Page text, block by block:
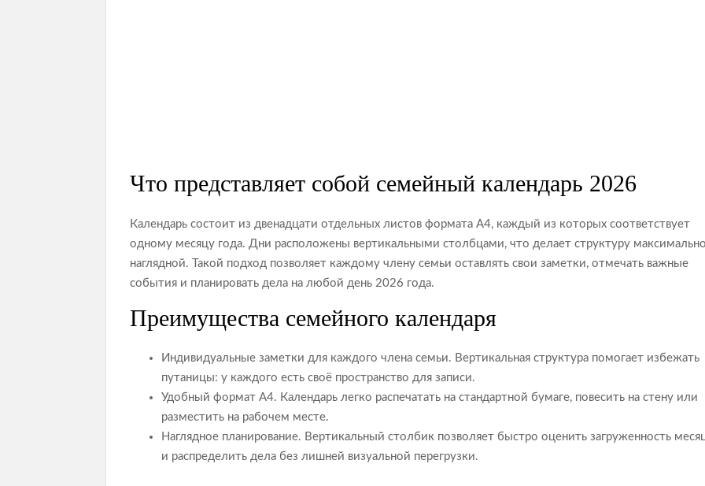
Что представляет собой семейный календарь 2026
Календарь состоит из двенадцати отдельных листов формата А4, каждый из которых соответствует
одному месяцу года. Дни расположены вертикальными столбцами, что делает структуру
наглядной. Такой подход позволяет каждому члену семьи оставлять свои заметки, отмечать важные
события и планировать дела на любой день 2026 года.
Преимущества семейного календаря
Индивидуальные заметки для каждого члена семьи. Вертикальная структура помогает избежать
путаницы: у каждого есть своё пространство для записи.
Удобный формат А4. Календарь легко распечатать на стандартной бумаге, повесить на стену или
разместить на рабочем месте.
Наглядное планирование. Вертикальный столбик позволяет быстро оценить загруженность
и распределить дела без лишней визуальной перегрузки.